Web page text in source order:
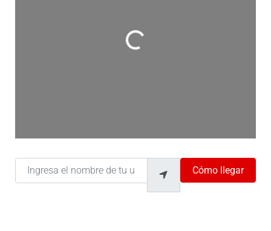
Cargando…
Ingresa el nombre de tu ubicación
Cómo llegar